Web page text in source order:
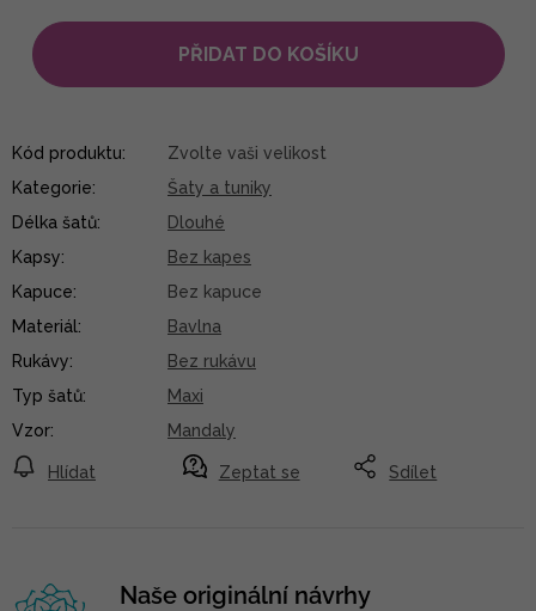
PŘIDAT DO KOŠÍKU
Zeptat se
Hlídat Sdílet
Kód produktu:
Zvolte vaši velikost
Kategorie:
Šaty a tuniky
Délka šatů:
Dlouhé
Kapsy:
Bez kapes
Kapuce:
Bez kapuce
Materiál:
Bavlna
Rukávy:
Bez rukávu
Typ šatů:
Maxi
Vzor: Mandaly
Naše originální návrhy